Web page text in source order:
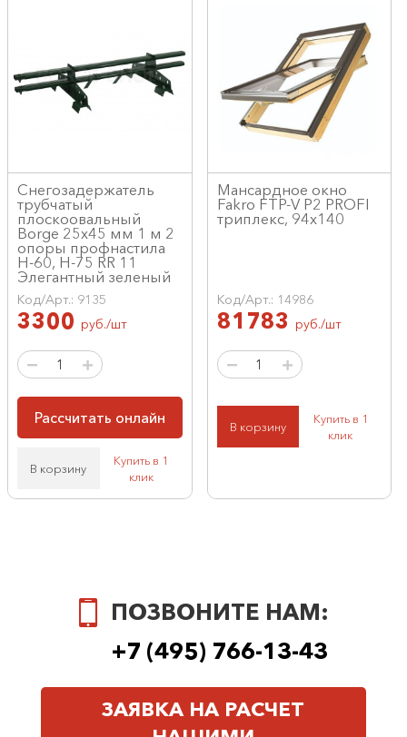
Снегозадержатель
трубчатый
плоскоовальный
Borge 25х45 мм 1 м 2
опоры профнастила
H-60, H-75 RR 11
Элегантный зеленый
Код/Арт.: 9135
3300 руб./шт
Рассчитать онлайн
В корзину
Купить в 1
клик
Мансардное окно
Fakro FTP-V P2 PROFI
триплекс, 94x140
Код/Арт.: 14986
81783 руб./шт
В корзину
Купить в 1
клик
ПОЗВОНИТЕ НАМ:
+7 (495) 766-13-43
ЗАЯВКА НА РАСЧЕТ